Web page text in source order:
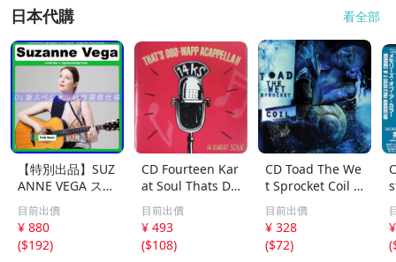
日本代購 看全部
【特別出品】SUZ
ANNE VEGA スザ
ンヌ・ヴェガ 精
選集 100歌 音楽D
L(MP3CD)☆
目前出價
¥ 880
($192)
CD Fourteen Kar
at Soul Thats Do
o-Wapp Acappel
la PCCY00374 Ca
nyon Internatio
nal /00110
目前出價
¥ 493
($108)
CD Toad The We
t Sprocket Coil C
K67862 Columbi
a /00110
目前出價
¥ 328
($72)
(